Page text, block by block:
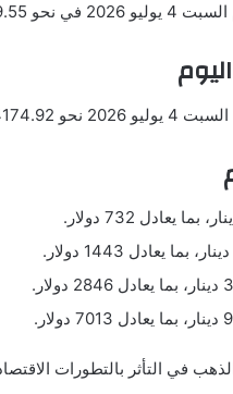
939.60 دولار.
للأوقية
في التأثر بالتطورات